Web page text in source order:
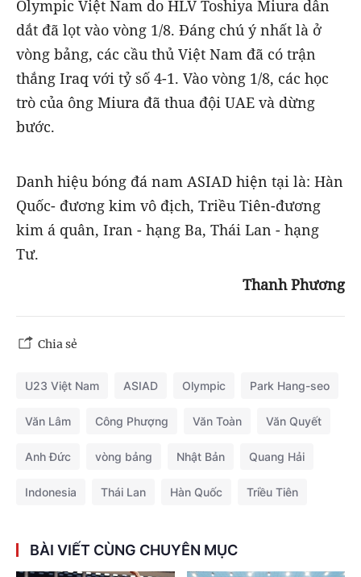
Olympic Việt Nam do HLV Toshiya Miura dẫn
dắt đã lọt vào vòng 1/8. Đáng chú ý nhất là ở
vòng bảng, các cầu thủ Việt Nam đã có trận
thắng Iraq với tỷ số 4-1. Vào vòng 1/8, các học
trò của ông Miura đã thua đội UAE và dừng
bước.
Danh hiệu bóng đá nam ASIAD hiện tại là: Hàn
Quốc- đương kim vô địch, Triều Tiên-đương
kim á quân, Iran - hạng Ba, Thái Lan - hạng
Tư.
Thanh Phương
Chia sẻ
U23 Việt Nam ASIAD Olympic Park Hang-seo
Văn Lâm Công Phượng Văn Toàn Văn Quyết
Anh Đức vòng bảng Nhật Bản Quang Hải
Indonesia Thái Lan Hàn Quốc Triều Tiên
BÀI VIẾT CÙNG CHUYÊN MỤC